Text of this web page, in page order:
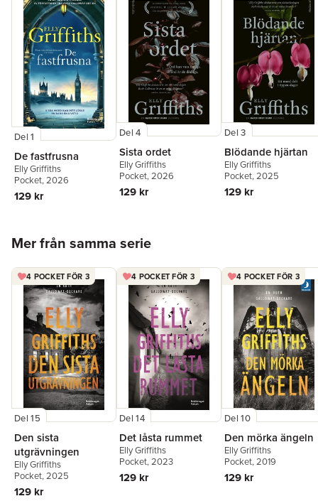
Del 1
De fastfrusna
Elly Griffiths
Pocket, 2026
129 kr
Del 4
Sista ordet
Elly Griffiths
Pocket, 2026
129 kr
Del 3
Blödande hjärtan
Elly Griffiths
Pocket, 2025
129 kr
Mer från samma serie
4 POCKET FÖR 3
Del 15
Den sista
utgrävningen
Elly Griffiths
Pocket, 2025
129 kr
4 POCKET FÖR 3
Del 14
Det låsta rummet
Elly Griffiths
Pocket, 2023
129 kr
4 POCKET FÖR 3
Del 10
Den mörka ängeln
Elly Griffiths
Pocket, 2019
129 kr